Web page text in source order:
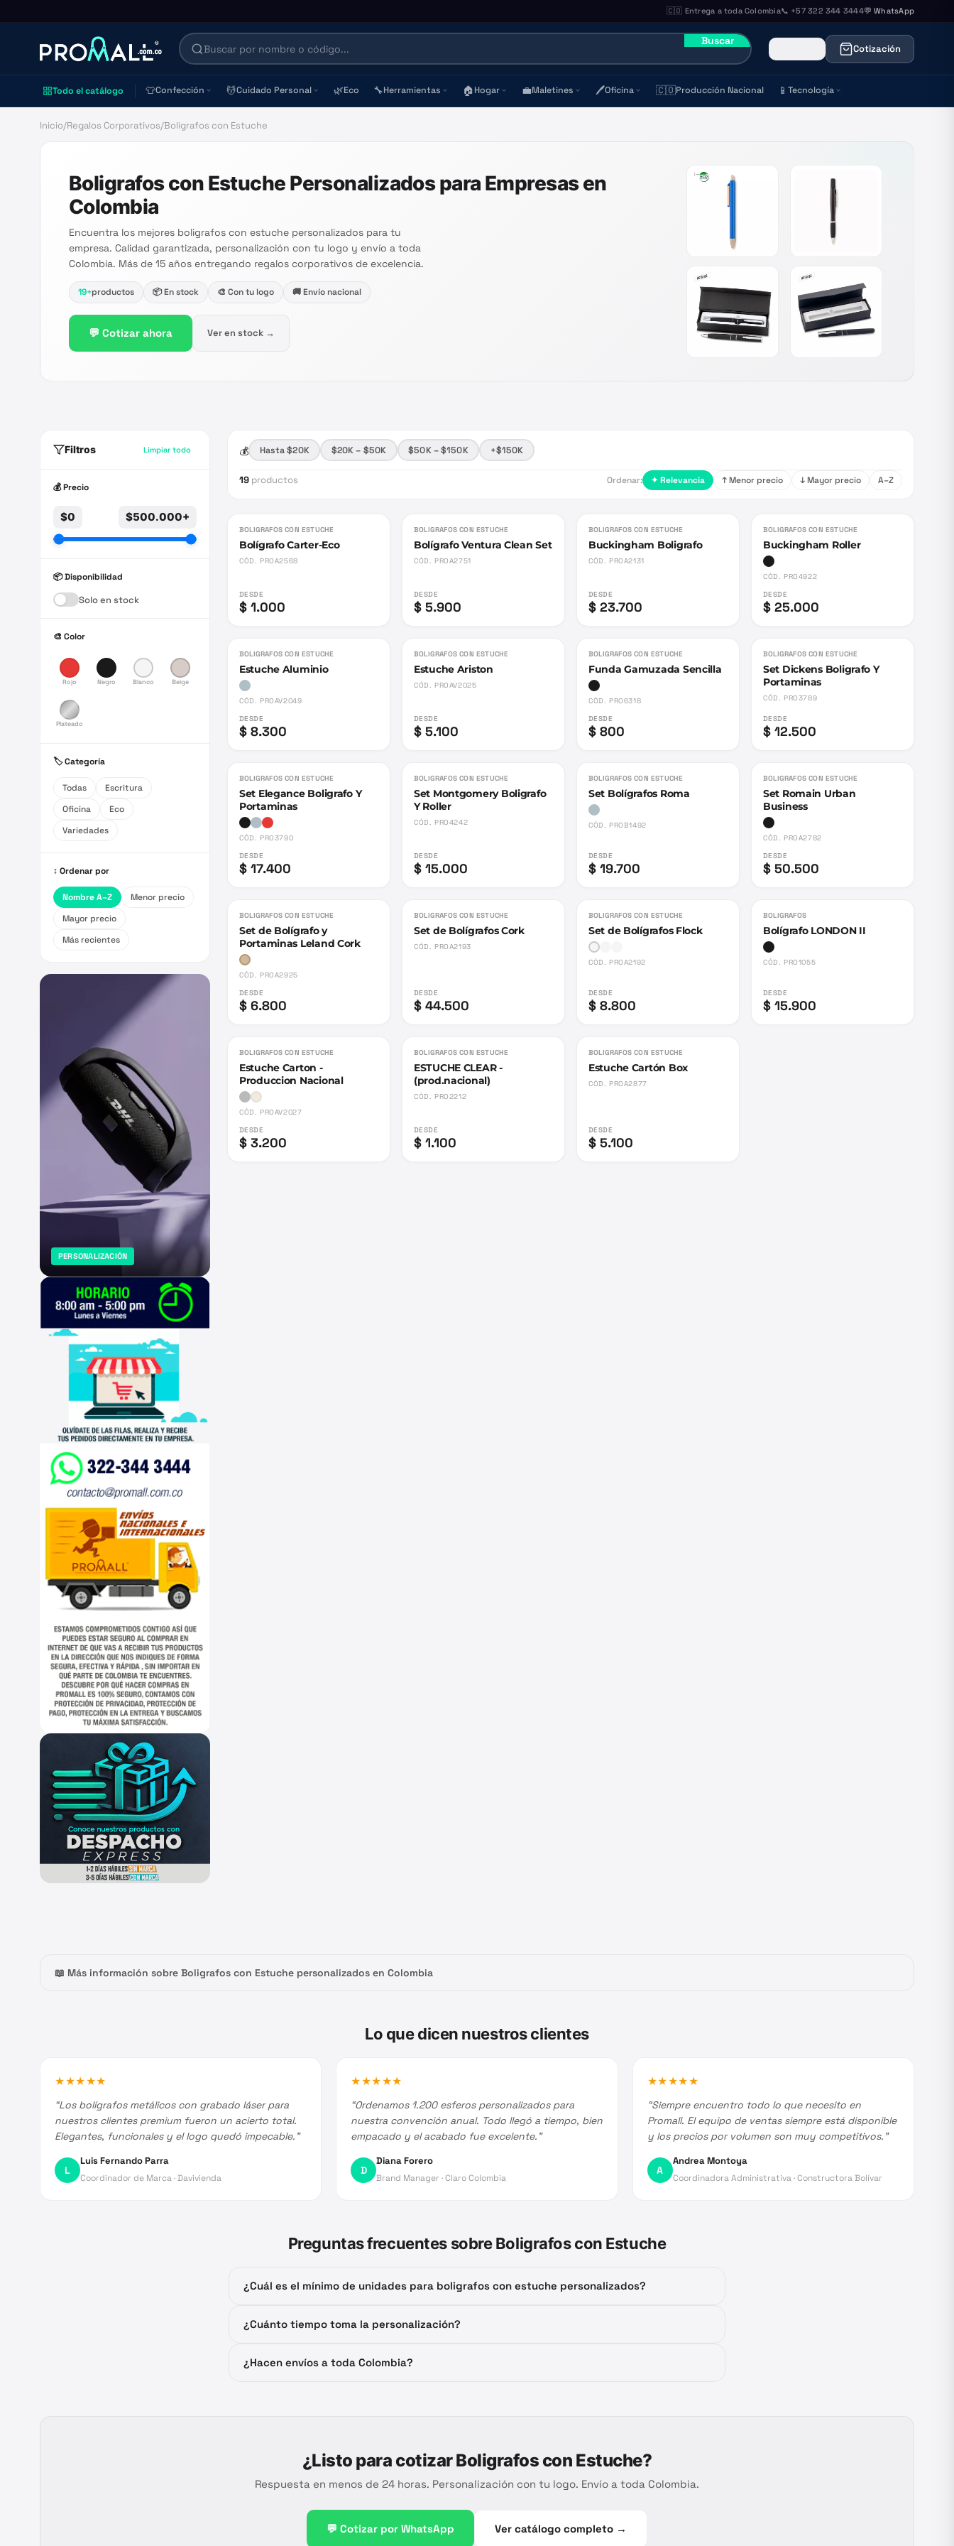
🇨🇴 Entrega a toda Colombia📞 +57 322 344 3444💬 WhatsApp
Buscar
Cotización
Todo el catálogo 👕Confección 💆Cuidado Personal 🌿Eco 🔧Herramientas 🏠Hogar 💼Maletines 🖊️Oficina 🇨🇴Producción Nacional 📱 Tecnología
Inicio/Regalos Corporativos/Boligrafos con Estuche
Boligrafos con Estuche Personalizados para Empresas en
Colombia
Encuentra los mejores boligrafos con estuche personalizados para tu
empresa. Calidad garantizada, personalización con tu logo y envío a toda
Colombia. Más de 15 años entregando regalos corporativos de excelencia.
19+productos 📦 En stock 🎨 Con tu logo 🚚 Envío nacional
💬 Cotizar ahora Ver en stock →
Filtros Limpiar todo
💰 Precio
$0 $500.000+
📦 Disponibilidad
Solo en stock
🎨 Color
Rojo Negro Blanco Beige
Plateado
🏷️ Categoría
Todas
Escritura
Oficina
Eco
Variedades
↕️ Ordenar por
Nombre A–Z
Menor precio
Mayor precio
Más recientes
PERSONALIZACIÓN
💰 Hasta $20K $20K – $50K $50K – $150K +$150K
19 productos Ordenar: ✦ Relevancia ↑ Menor precio ↓ Mayor precio A–Z
BOLIGRAFOS CON ESTUCHE
Bolígrafo Carter-Eco
CÓD. PROA2568
DESDE
$ 1.000
BOLIGRAFOS CON ESTUCHE
Bolígrafo Ventura Clean Set
CÓD. PROA2751
DESDE
$ 5.900
BOLIGRAFOS CON ESTUCHE
Buckingham Boligrafo
CÓD. PROA2131
DESDE
$ 23.700
BOLIGRAFOS CON ESTUCHE
Buckingham Roller
CÓD. PRO4922
DESDE
$ 25.000
BOLIGRAFOS CON ESTUCHE
Estuche Aluminio
CÓD. PROAV2049
DESDE
$ 8.300
BOLIGRAFOS CON ESTUCHE
Estuche Ariston
CÓD. PROAV2025
DESDE
$ 5.100
BOLIGRAFOS CON ESTUCHE
Funda Gamuzada Sencilla
CÓD. PRO6318
DESDE
$ 800
BOLIGRAFOS CON ESTUCHE
Set Dickens Boligrafo Y
Portaminas
CÓD. PRO3789
DESDE
$ 12.500
BOLIGRAFOS CON ESTUCHE
Set Elegance Boligrafo Y
Portaminas
CÓD. PRO3790
DESDE
$ 17.400
BOLIGRAFOS CON ESTUCHE
Set Montgomery Boligrafo
Y Roller
CÓD. PRO4242
DESDE
$ 15.000
BOLIGRAFOS CON ESTUCHE
Set Bolígrafos Roma
CÓD. PROB1492
DESDE
$ 19.700
BOLIGRAFOS CON ESTUCHE
Set Romain Urban
Business
CÓD. PROA2782
DESDE
$ 50.500
BOLIGRAFOS CON ESTUCHE
Set de Bolígrafo y
Portaminas Leland Cork
CÓD. PROA2925
DESDE
$ 6.800
BOLIGRAFOS CON ESTUCHE
Set de Bolígrafos Cork
CÓD. PROA2193
DESDE
$ 44.500
BOLIGRAFOS CON ESTUCHE
Set de Bolígrafos Flock
CÓD. PROA2192
DESDE
$ 8.800
BOLIGRAFOS
Bolígrafo LONDON II
CÓD. PRO1055
DESDE
$ 15.900
BOLIGRAFOS CON ESTUCHE
Estuche Carton -
Produccion Nacional
CÓD. PROAV2027
DESDE
$ 3.200
BOLIGRAFOS CON ESTUCHE
ESTUCHE CLEAR -
(prod.nacional)
CÓD. PRO2212
DESDE
$ 1.100
BOLIGRAFOS CON ESTUCHE
Estuche Cartón Box
CÓD. PROA2877
DESDE
$ 5.100
Más información sobre Boligrafos con Estuche personalizados en Colombia
Lo que dicen nuestros clientes
★★★★★
“Los bolígrafos metálicos con grabado láser para
nuestros clientes premium fueron un acierto total.
Elegantes, funcionales y el logo quedó impecable. ”
L
Luis Fernando Parra
Coordinador de Marca·Davivienda
★★★★★
“Ordenamos 1.200 esferos personalizados para
nuestra convención anual. Todo llegó a tiempo, bien
empacado y el acabado fue excelente. ”
D
Diana Forero
Brand Manager ·Claro Colombia
★★★★★
“Siempre encuentro todo lo que necesito en
Promall. El equipo de ventas siempre está disponible
y los precios por volumen son muy competitivos. ”
A
Andrea Montoya
Coordinadora Administrativa·Constructora Bolívar
Preguntas frecuentes sobreBoligrafos con Estuche
¿Cuál es el mínimo de unidades para boligrafos con estuche personalizados?
¿Cuánto tiempo toma la personalización?
¿Hacen envíos a toda Colombia?
¿Listo para cotizarBoligrafos con Estuche?
Respuesta en menos de 24 horas. Personalización con tu logo. Envío a toda Colombia.
💬 Cotizar por WhatsApp Ver catálogo completo →